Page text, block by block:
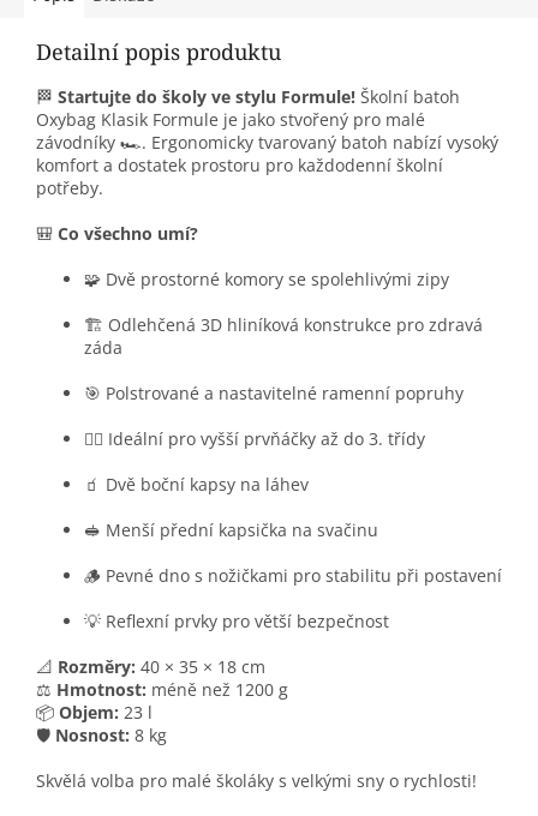
Detailní popis produktu
🏁 Startujte do školy ve stylu Formule! Školní batoh
Oxybag Klasik Formule je jako stvořený pro malé
závodníky 🏎️. Ergonomicky tvarovaný batoh nabízí vysoký
komfort a dostatek prostoru pro každodenní školní
potřeby.
🎒 Co všechno umí?
🧩 Dvě prostorné komory se spolehlivými zipy
🏗️ Odlehčená 3D hliníková konstrukce pro zdravá
záda
🎯 Polstrované a nastavitelné ramenní popruhy
🚶‍♂️ Ideální pro vyšší prvňáčky až do 3. třídy
🧃 Dvě boční kapsy na láhev
🥪 Menší přední kapsička na svačinu
🪵 Pevné dno s nožičkami pro stabilitu při postavení
💡 Reflexní prvky pro větší bezpečnost
📐 Rozměry: 40 × 35 × 18 cm
⚖️ Hmotnost: méně než 1200 g
📦 Objem: 23 l
🛡️ Nosnost: 8 kg
Skvělá volba pro malé školáky s velkými sny o rychlosti!